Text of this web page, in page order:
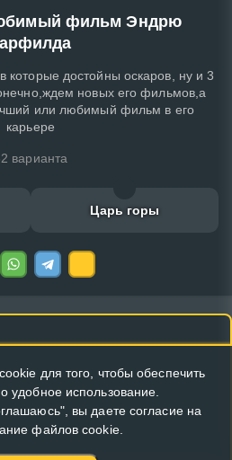
фильм Эндрю
которые достойны оскаров, ну и 3
новых его фильмов,а
или любимый фильм в его
карьере
варианта
Царь горы
для того, чтобы обеспечить
удобное использование.
вы даете согласие на
файлов cookie.